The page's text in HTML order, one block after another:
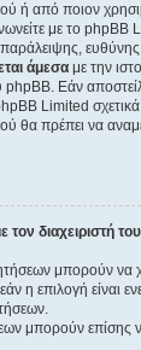
ή από ποιον
με το phpBB
άμεσα με την
phpBB. Εάν
Limited σχετικά
θα πρέπει να
διαχειριστή
μπορούν να
η επιλογή είναι
μπορούν επίσης